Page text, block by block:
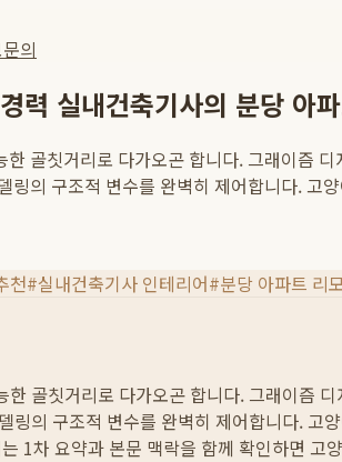
문의
력 실내건축기사의 분당 아
골칫거리로 다가오곤 합니다. 그래이즘
링의 구조적 변수를 완벽히 제어합니다. 고
천#실내건축기사 인테리어#분당 아파트 리
골칫거리로 다가오곤 합니다. 그래이즘
링의 구조적 변수를 완벽히 제어합니다. 고
1차 요약과 본문 맥락을 함께 확인하면 고